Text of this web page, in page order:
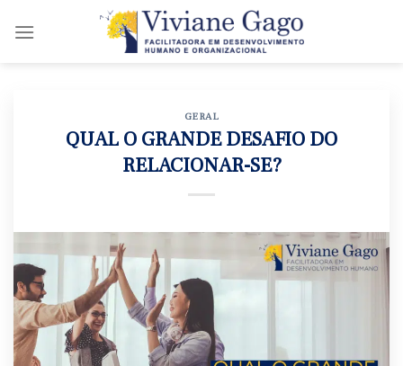
GERAL
QUAL O GRANDE DESAFIO DO
RELACIONAR-SE?